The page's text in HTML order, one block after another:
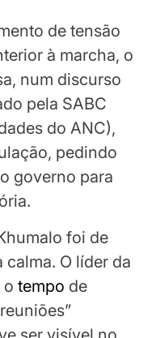
de tensão
à marcha, o
num discurso
pela SABC
do ANC),
pedindo
governo para
foi de
calma. O líder da
o tempo de